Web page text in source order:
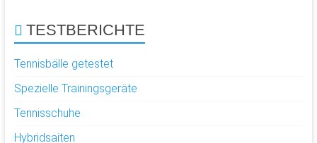
TESTBERICHTE
Tennisbälle getestet
Spezielle Trainingsgeräte
Tennisschuhe
Hybridsaiten